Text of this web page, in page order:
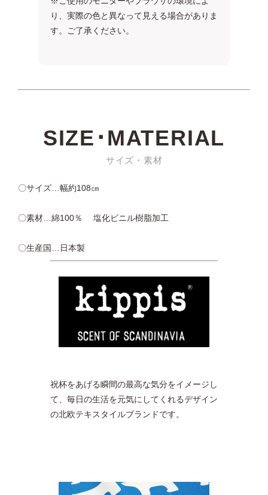
り、実際の色と異なって見える場合がありま
す。ご了承ください。
SIZE･MATERIAL
サイズ・素材
〇サイズ…幅約108㎝
〇素材…綿100％ 塩化ビニル樹脂加工
〇生産国…日本製
祝杯をあげる瞬間の最高な気分をイメージし
て、毎日の生活を元気にしてくれるデザイン
の北欧テキスタイルブランドです。